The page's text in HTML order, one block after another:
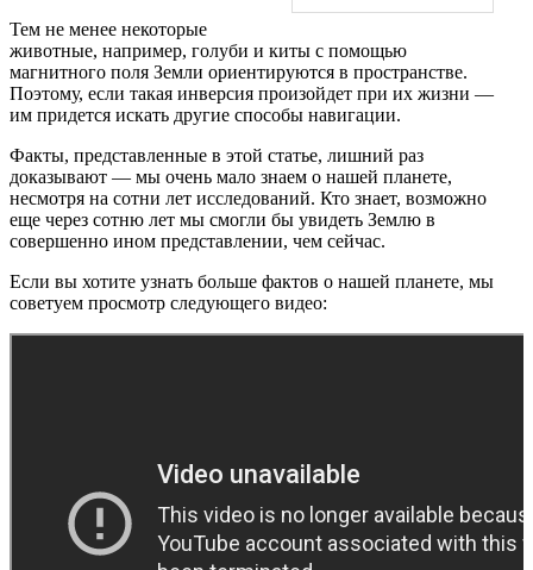
Тем не менее некоторые
животные, например, голуби и киты с помощью
магнитного поля Земли ориентируются в пространстве.
Поэтому, если такая инверсия произойдет при их жизни —
им придется искать другие способы навигации.
Факты, представленные в этой статье, лишний раз
доказывают — мы очень мало знаем о нашей планете,
несмотря на сотни лет исследований. Кто знает, возможно
еще через сотню лет мы смогли бы увидеть Землю в
совершенно ином представлении, чем сейчас.
Если вы хотите узнать больше фактов о нашей планете, мы
советуем просмотр следующего видео: